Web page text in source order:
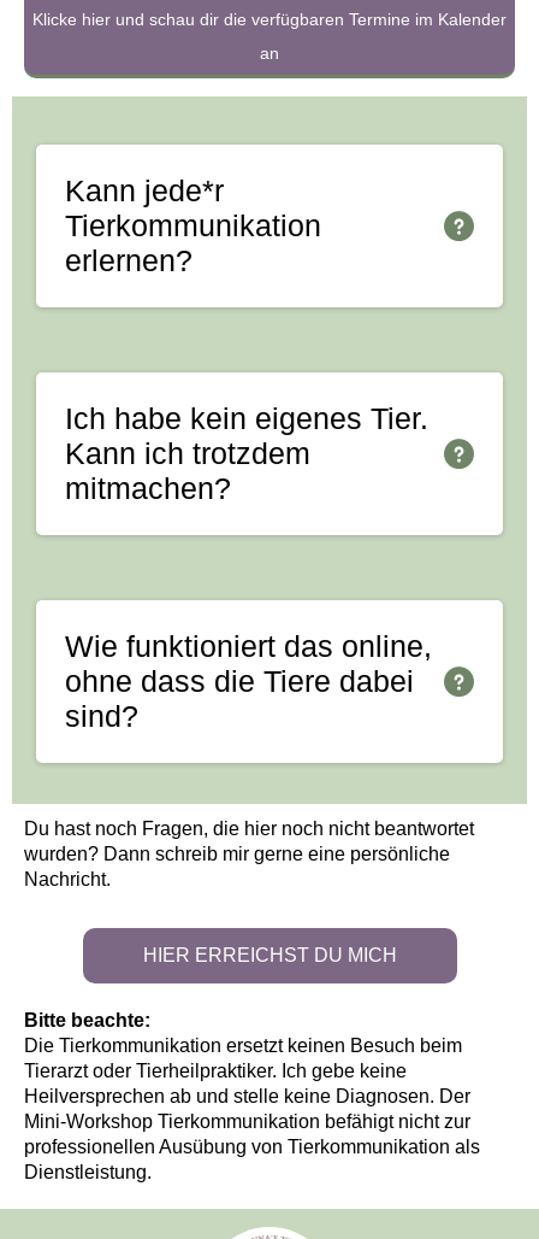
Klicke hier und schau dir die verfügbaren Termine im Kalender
an
Kann jede*r
Tierkommunikation
erlernen?
Ja! Ich habe noch nie jemanden erlebt, bei
Menschen, die sich nicht getraut haben,
es zu versuchen.
Ich habe kein eigenes Tier.
Kann ich trotzdem
mitmachen?
Ja, auf jeden Fall. Gib mir Bescheid, ich
die Gespräche ein.
Wie funktioniert das online,
ohne dass die Tiere dabei
sind?
Ganz einfach: Wir nutzen ein Foto und
den Namen des Tieres. Die telepathische
Verbindung braucht keine physische
Anwesenheit. Im Gegenteil: Oft ist es
direkt neben dir sitzt.
Du hast noch Fragen, die hier noch nicht beantwortet
wurden? Dann schreib mir gerne eine persönliche
Nachricht.
HIER ERREICHST DU MICH
Bitte beachte:
Die Tierkommunikation ersetzt keinen Besuch beim
Tierarzt oder Tierheilpraktiker. Ich gebe keine
Heilversprechen ab und stelle keine Diagnosen. Der
Mini-Workshop Tierkommunikation befähigt nicht zur
professionellen Ausübung von Tierkommunikation als
Dienstleistung.